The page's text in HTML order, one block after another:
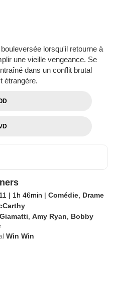
lorsqu'il retourne à
une vieille vengeance. Se
dans un conflit brutal
étrangère.
| 1h 46min | Comédie Drame
,Amy Ryan
Bobby
Win Win